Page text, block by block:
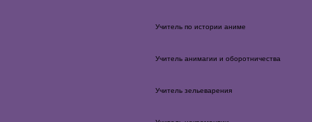
Учитель по истории аниме
Учитель анимагии и оборотничества
Учитель зельеварения